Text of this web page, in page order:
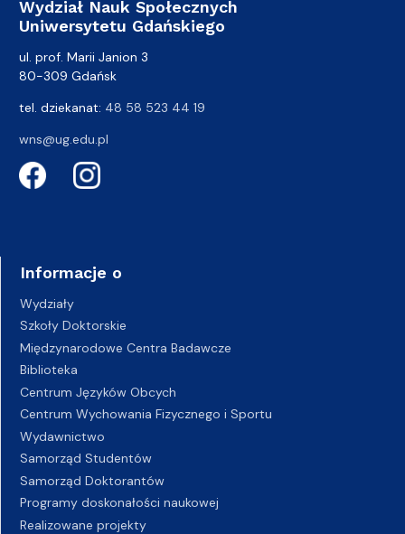
Wydział Nauk Społecznych
Uniwersytetu Gdańskiego
ul. prof. Marii Janion 3
80-309 Gdańsk
tel. dziekanat: 48 58 523 44 19
wns@ug.edu.pl
Informacje o
Wydziały
Szkoły Doktorskie
Międzynarodowe Centra Badawcze
Biblioteka
Centrum Języków Obcych
Centrum Wychowania Fizycznego i Sportu
Wydawnictwo
Samorząd Studentów
Samorząd Doktorantów
Programy doskonałości naukowej
Realizowane projekty